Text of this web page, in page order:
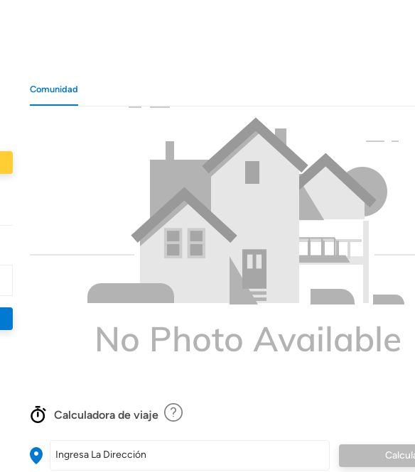
Comunidad
Calculadora de viaje
Ingresa La Dirección